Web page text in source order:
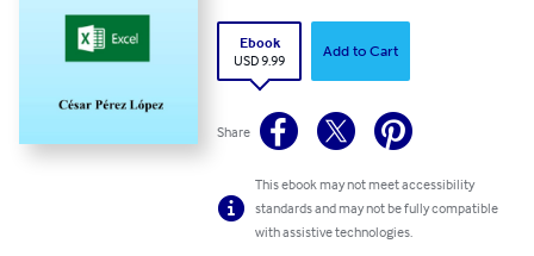
Ebook
USD 9.99
Add to Cart
Share
This ebook may not meet accessibility
standards and may not be fully compatible
with assistive technologies.